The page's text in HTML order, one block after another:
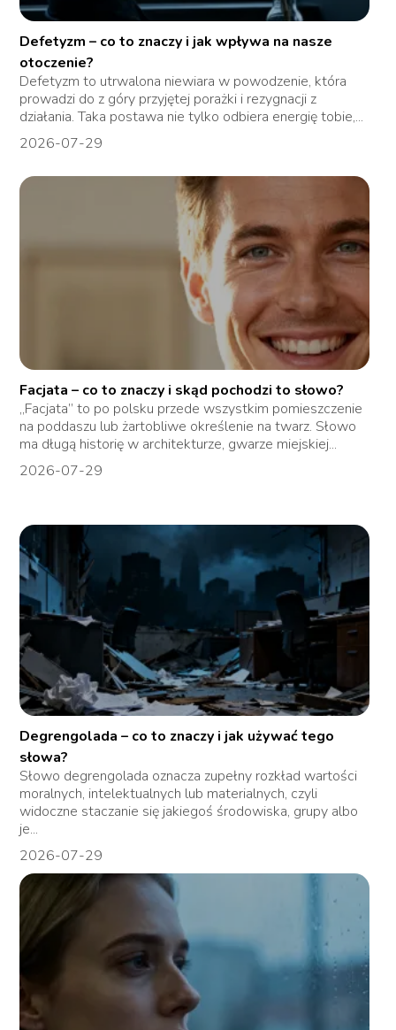
Defetyzm – co to znaczy i jak wpływa na nasze
otoczenie?
Defetyzm to utrwalona niewiara w powodzenie, która
prowadzi do z góry przyjętej porażki i rezygnacji z
działania. Taka postawa nie tylko odbiera energię tobie,...
2026-07-29
Facjata – co to znaczy i skąd pochodzi to słowo?
„Facjata” to po polsku przede wszystkim pomieszczenie
na poddaszu lub żartobliwe określenie na twarz. Słowo
ma długą historię w architekturze, gwarze miejskiej...
2026-07-29
Degrengolada – co to znaczy i jak używać tego
słowa?
Słowo degrengolada oznacza zupełny rozkład wartości
moralnych, intelektualnych lub materialnych, czyli
widoczne staczanie się jakiegoś środowiska, grupy albo
je...
2026-07-29